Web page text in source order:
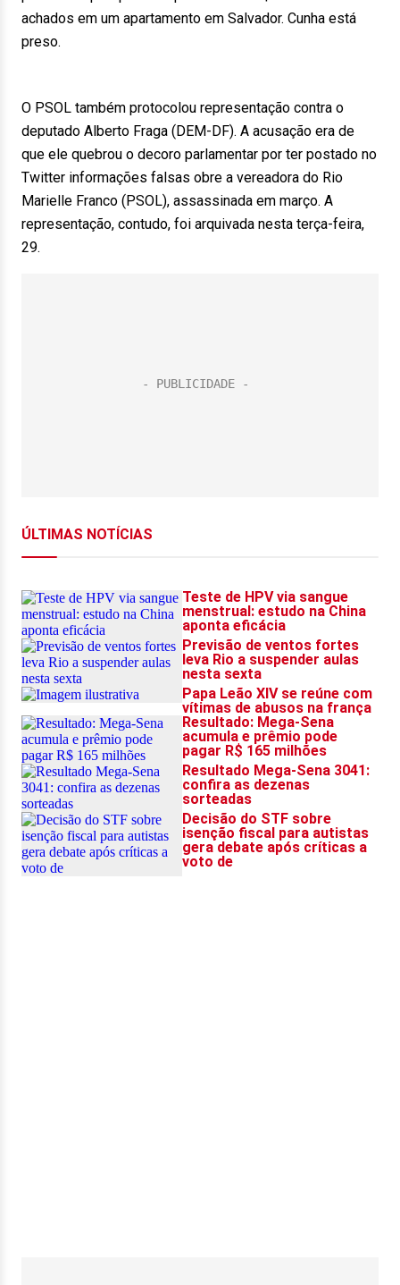
achados em um apartamento em Salvador. Cunha está
preso.
O PSOL também protocolou representação contra o
deputado Alberto Fraga (DEM-DF). A acusação era de
que ele quebrou o decoro parlamentar por ter postado no
Twitter informações falsas obre a vereadora do Rio
Marielle Franco (PSOL), assassinada em março. A
representação, contudo, foi arquivada nesta terça-feira,
29.